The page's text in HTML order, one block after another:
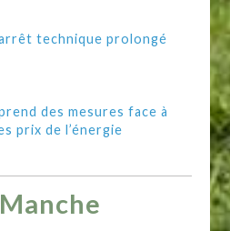
technique prolongé
des mesures face à
prix de l’énergie